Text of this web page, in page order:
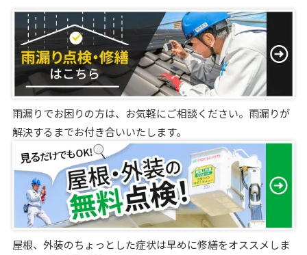
雨漏りでお困りの方は、お気軽にご相談ください。雨漏りが
解決するまでお付き合いいたします。
屋根、外装のちょっとした症状は早めに修繕をオススメしま